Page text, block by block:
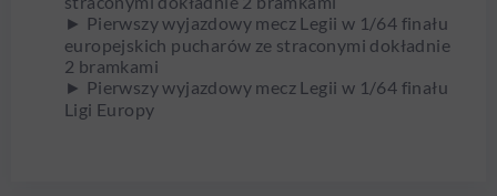
► Pierwszy wyjazdowy mecz Legii w 1/64 finału
europejskich pucharów ze straconymi dokładnie
2 bramkami
► Pierwszy wyjazdowy mecz Legii w 1/64 finału
Ligi Europy